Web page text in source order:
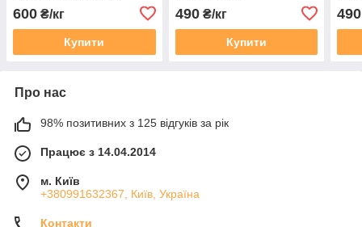
600 ₴/кг
Купити
490₴/кг
Купити
490
Про нас
98% позитивних з 125 відгуків за рік
Працює з 14.04.2014
м. Київ
+380991632367, Київ, Україна
Контакти